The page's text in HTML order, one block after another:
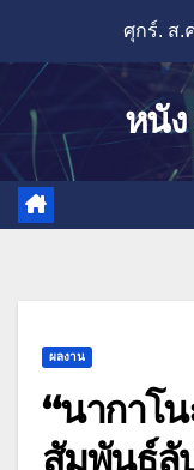
content
ศุกร์. ส.
หนัง
ผลงาน
“นากาโ
สัมพันธ์ลั